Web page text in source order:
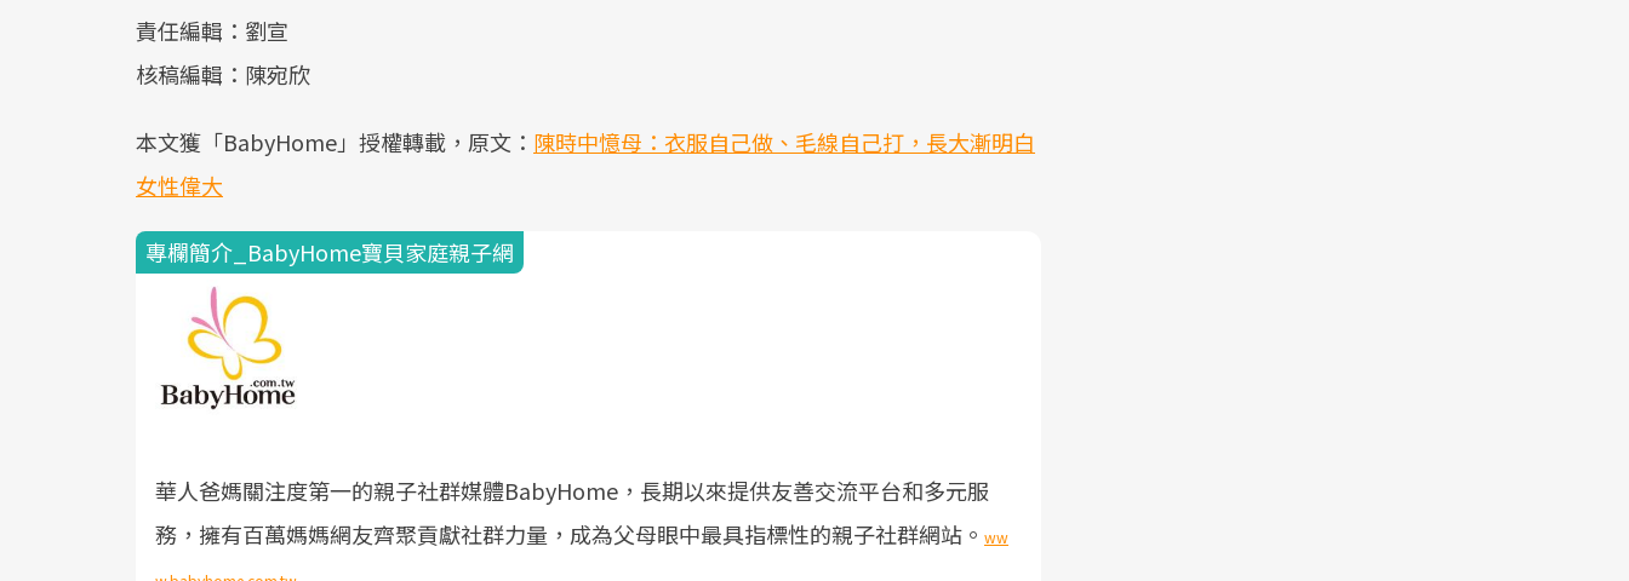
責任編輯：劉宣
核稿編輯：陳宛欣
本文獲「BabyHome」授權轉載，原文： 陳時中憶母：衣服自己做、毛線自己打，長大漸明白
女性偉大
專欄簡介_BabyHome寶貝家庭親子網
華人爸媽關注度第一的親子社群媒體BabyHome，長期以來提供友善交流平台和多元服
務，擁有百萬媽媽網友齊聚貢獻社群力量，成為父母眼中最具指標性的親子社群網站。 ww